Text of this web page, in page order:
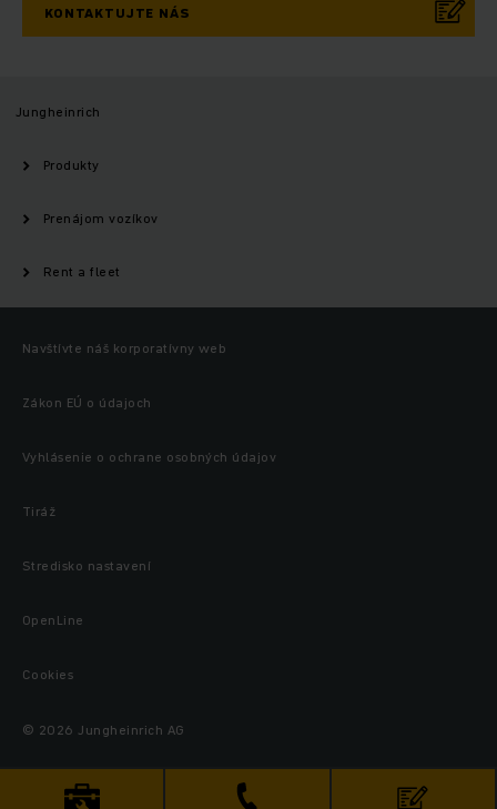
KONTAKTUJTE NÁS
Jungheinrich
Produkty
Prenájom vozíkov
Rent a fleet
Navštívte náš korporatívny web
Zákon EÚ o údajoch
Vyhlásenie o ochrane osobných údajov
Tiráž
Stredisko nastavení
OpenLine
Cookies
© 2026 Jungheinrich AG